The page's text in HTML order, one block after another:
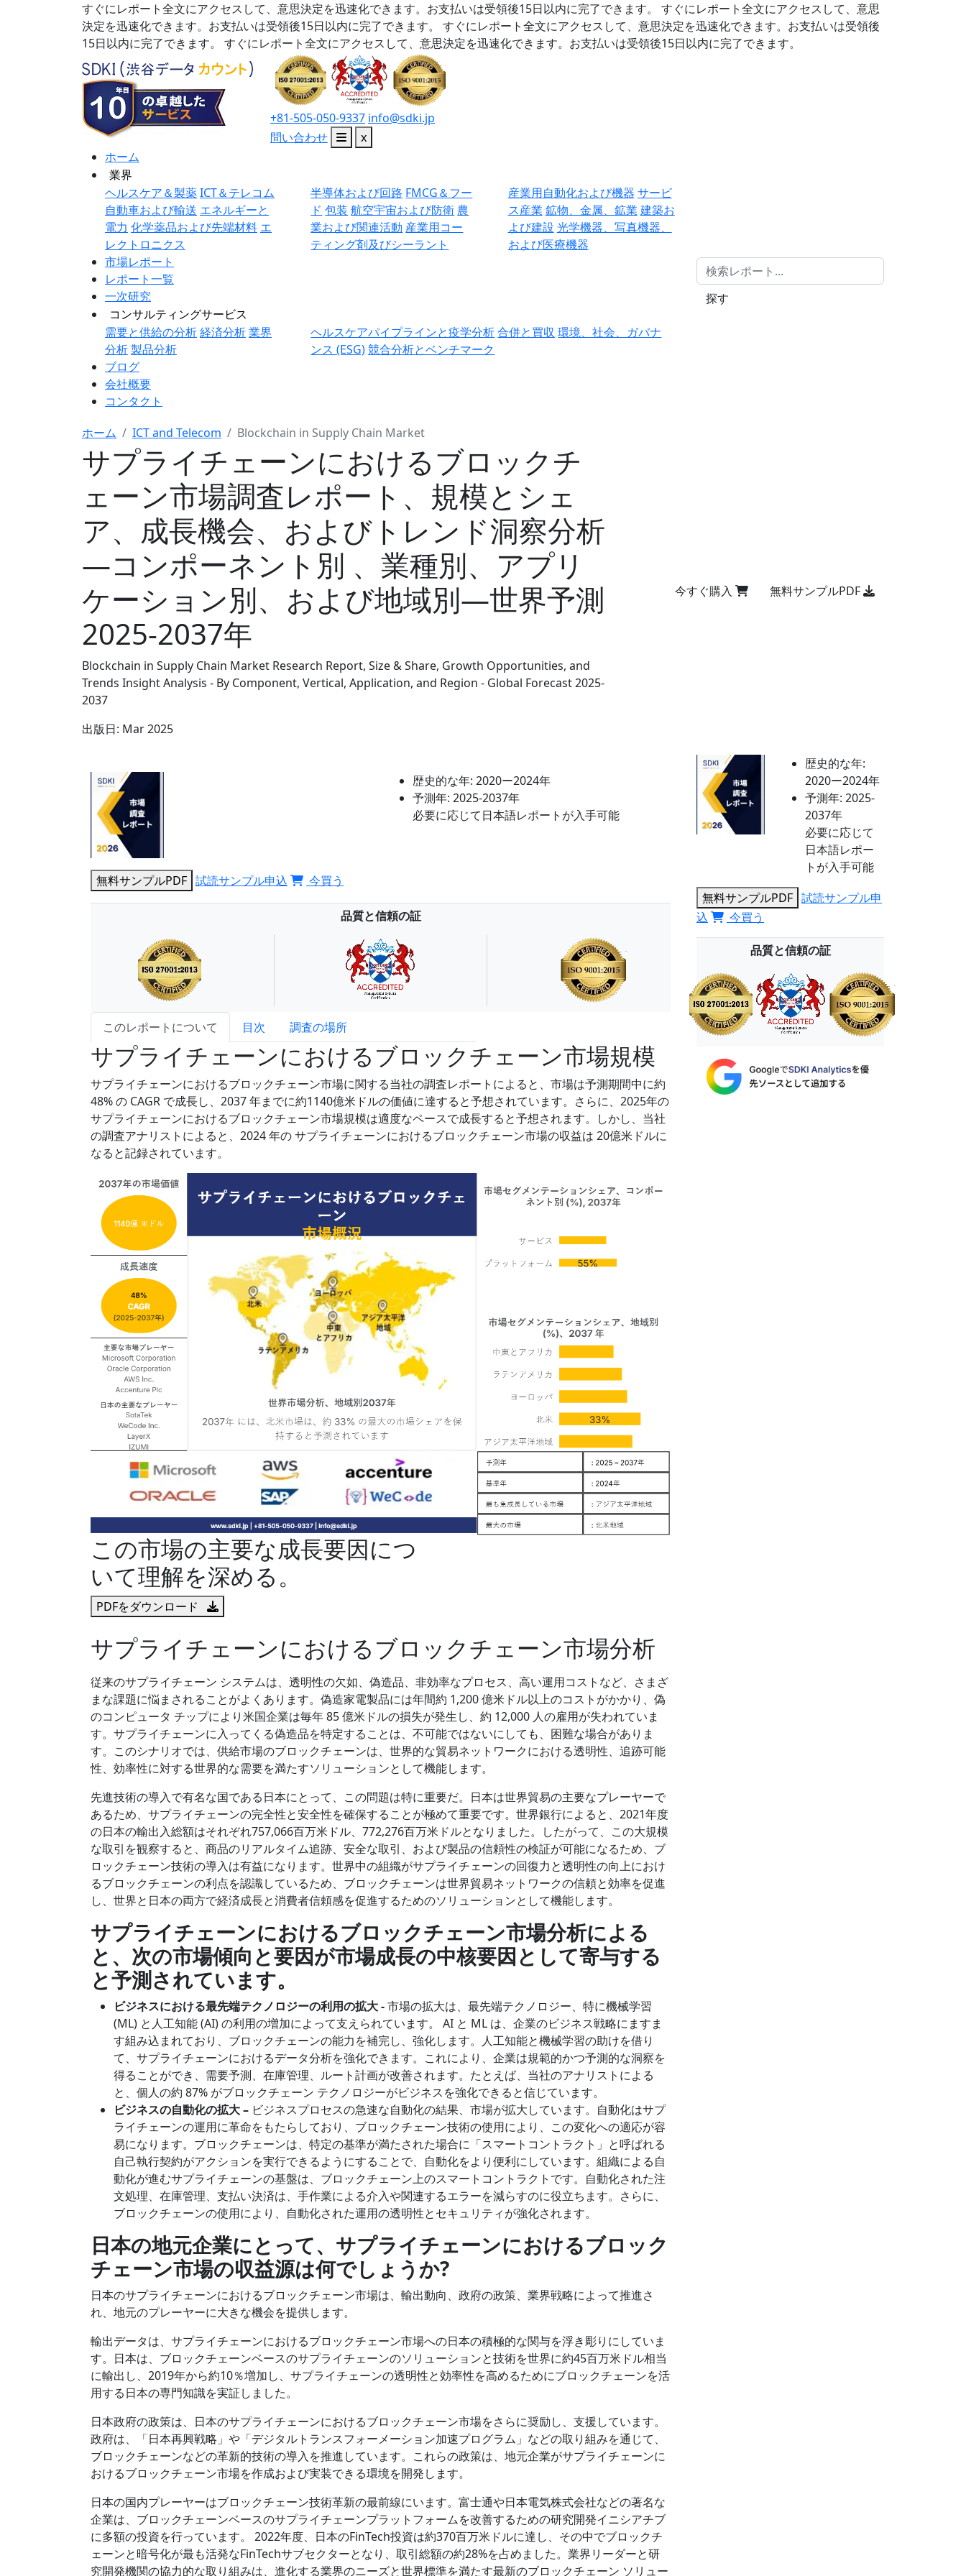
すぐにレポート全文にアクセスして、意思決定を迅速化できます。お支払いは受領後15日以内に完了できます。
すぐにレポート全文にアクセスして、意思
決定を迅速化できます。お支払いは受領後15日以内に完了できます。
すぐにレポート全文にアクセスして、意思決定を迅速化できます。お支払いは受領後
15日以内に完了できます。
すぐにレポート全文にアクセスして、意思決定を迅速化できます。お支払いは受領後15日以内に完了できます。
+81-505-050-9337 info@sdki.jp
問い合わせ
x
ホーム
業界
ヘルスケア＆製薬ICT＆テレコム
自動車および輸送 エネルギーと
電力 化学薬品および先端材料 エ
レクトロニクス
半導体および回路 FMCG＆フー
ド 包装 航空宇宙および防衛 農
業および関連活動 産業用コー
ティング剤及びシーラント
産業用自動化および機器 サービ
ス産業 鉱物、金属、鉱業 建築お
よび建設 光学機器、写真機器、
および医療機器
市場レポート
レポート一覧
一次研究
コンサルティングサービス
需要と供給の分析経済分析業界
分析製品分析
ヘルスケアパイプラインと疫学分析合併と買収 環境、社会、ガバナ
ンス (ESG)競合分析とベンチマーク
ブログ
会社概要
コンタクト
探す
ホーム ICT and Telecom Blockchain in Supply Chain Market
サプライチェーンにおけるブロックチ
ェーン市場調査レポート、規模とシェ
ア、成長機会、およびトレンド洞察分析
―コンポーネント別 、業種別、アプリ
ケーション別、および地域別―世界予測
2025-2037年
Blockchain in Supply Chain Market Research Report, Size & Share, Growth Opportunities, and
Trends Insight Analysis - By Component, Vertical, Application, and Region - Global Forecast 2025-
2037
出版日: Mar 2025
今すぐ購入 無料サンプルPDF
歴史的な年: 2020ー2024年
予測年: 2025-2037年
必要に応じて日本語レポートが入手可能
無料サンプルPDF 試読サンプル申込 今買う
品質と信頼の証
このレポートについて 目次 調査の場所
サプライチェーンにおけるブロックチェーン市場規模
サプライチェーンにおけるブロックチェーン市場に関する当社の調査レポートによると、市場は予測期間中に約
48% の CAGR で成長し、2037 年までに約1140億米ドルの価値に達すると予想されています。さらに、2025年の
サプライチェーンにおけるブロックチェーン市場規模は適度なペースで成長すると予想されます。しかし、当社
の調査アナリストによると、2024 年の サプライチェーンにおけるブロックチェーン市場の収益は 20億米ドルに
なると記録されています。
この市場の主要な成長要因につ
いて理解を深める。
PDFをダウンロード
サプライチェーンにおけるブロックチェーン市場分析
従来のサプライチェーン システムは、透明性の欠如、偽造品、非効率なプロセス、高い運用コストなど、さまざ
まな課題に悩まされることがよくあります。偽造家電製品には年間約 1,200 億米ドル以上のコストがかかり、偽
のコンピュータ チップにより米国企業は毎年 85 億米ドルの損失が発生し、約 12,000 人の雇用が失われていま
す。サプライチェーンに入ってくる偽造品を特定することは、不可能ではないにしても、困難な場合がありま
す。このシナリオでは、供給市場のブロックチェーンは、世界的な貿易ネットワークにおける透明性、追跡可能
性、効率性に対する世界的な需要を満たすソリューションとして機能します。
先進技術の導入で有名な国である日本にとって、この問題は特に重要だ。日本は世界貿易の主要なプレーヤーで
あるため、サプライチェーンの完全性と安全性を確保することが極めて重要です。世界銀行によると、2021年度
の日本の輸出入総額はそれぞれ757,066百万米ドル、772,276百万米ドルとなりました。したがって、この大規模
な取引を観察すると、商品のリアルタイム追跡、安全な取引、および製品の信頼性の検証が可能になるため、ブ
ロックチェーン技術の導入は有益になります。世界中の組織がサプライチェーンの回復力と透明性の向上におけ
るブロックチェーンの利点を認識しているため、ブロックチェーンは世界貿易ネットワークの信頼と効率を促進
し、世界と日本の両方で経済成長と消費者信頼感を促進するためのソリューションとして機能します。
サプライチェーンにおけるブロックチェーン市場分析による
と、次の市場傾向と要因が市場成長の中核要因として寄与する
と予測されています。
ビジネスにおける最先端テクノロジーの利用の拡大-市場の拡大は、最先端テクノロジー、特に機械学習
(ML) と人工知能 (AI) の利用の増加によって支えられています。 AI と ML は、企業のビジネス戦略にますま
す組み込まれており、ブロックチェーンの能力を補完し、強化します。人工知能と機械学習の助けを借り
て、サプライチェーンにおけるデータ分析を強化できます。これにより、企業は規範的かつ予測的な洞察を
得ることができ、需要予測、在庫管理、ルート計画が改善されます。たとえば、当社のアナリストによる
と、個人の約 87% がブロックチェーン テクノロジーがビジネスを強化できると信じています。
ビジネスの自動化の拡大 – ビジネスプロセスの急速な自動化の結果、市場が拡大しています。自動化はサプ
ライチェーンの運用に革命をもたらしており、ブロックチェーン技術の使用により、この変化への適応が容
易になります。ブロックチェーンは、特定の基準が満たされた場合に「スマートコントラクト」と呼ばれる
自己執行契約がアクションを実行できるようにすることで、自動化をより便利にしています。組織による自
動化が進むサプライチェーンの基盤は、ブロックチェーン上のスマートコントラクトです。自動化された注
文処理、在庫管理、支払い決済は、手作業による介入や関連するエラーを減らすのに役立ちます。さらに、
ブロックチェーンの使用により、自動化された運用の透明性とセキュリティが強化されます。
日本の地元企業にとって、 サプライチェーンにおけるブロック
チェーン市場の収益源は何でしょうか?
日本のサプライチェーンにおけるブロックチェーン市場は、輸出動向、政府の政策、業界戦略によって推進さ
れ、地元のプレーヤーに大きな機会を提供します。
輸出データは、サプライチェーンにおけるブロックチェーン市場への日本の積極的な関与を浮き彫りにしていま
す。日本は、ブロックチェーンベースのサプライチェーンのソリューションと技術を世界に約45百万米ドル相当
に輸出し、2019年から約10％増加し、サプライチェーンの透明性と効率性を高めるためにブロックチェーンを活
用する日本の専門知識を実証しました。
日本政府の政策は、日本のサプライチェーンにおけるブロックチェーン市場をさらに奨励し、支援しています。
政府は、「日本再興戦略」や「デジタルトランスフォーメーション加速プログラム」などの取り組みを通じて、
ブロックチェーンなどの革新的技術の導入を推進しています。これらの政策は、地元企業がサプライチェーンに
おけるブロックチェーン市場を作成および実装できる環境を開発します。
日本の国内プレーヤーはブロックチェーン技術革新の最前線にいます。富士通や日本電気株式会社などの著名な
企業は、ブロックチェーンベースのサプライチェーンプラットフォームを改善するための研究開発イニシアチブ
に多額の投資を行っています。 2022年度、日本のFinTech投資は約370百万米ドルに達し、その中でブロックチ
ェーンと暗号化が最も活発なFinTechサブセクターとなり、取引総額の約28%を占めました。業界リーダーと研
究開発機関の協力的な取り組みは、進化する業界のニーズと世界標準を満たす最新のブロックチェーン ソリュー
歴史的な年:
2020ー2024年
予測年: 2025-
2037年
必要に応じて
日本語レポー
トが入手可能
無料サンプルPDF 試読サンプル申
込
今買う
品質と信頼の証